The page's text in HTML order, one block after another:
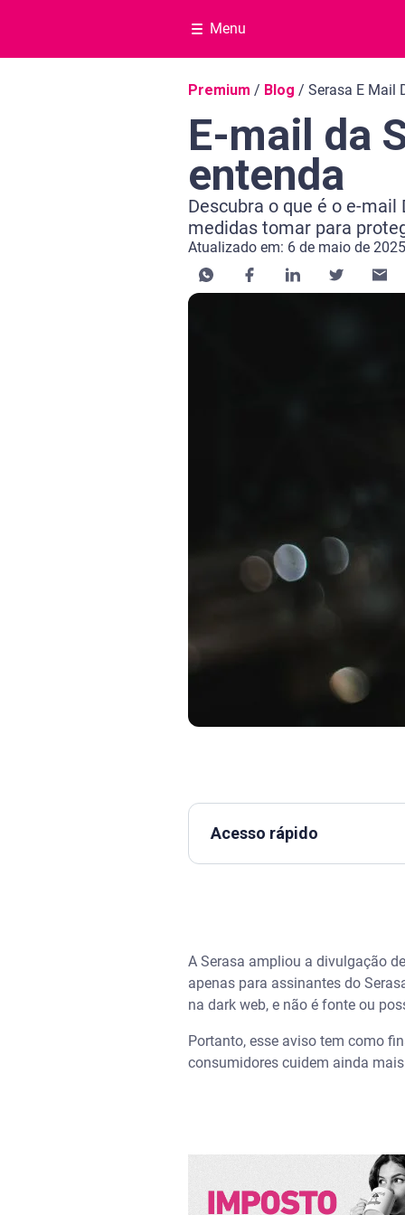
Menu
Navegação do blog
Premium / Blog / Serasa E Mail
E-mail da
entenda
Descubra o que é o e-
medidas tomar para
Atualizado em: 6 de maio de 2025
Categoria Premium
Tempo de leitura: 4 minutos
Acesso rápido
Ataques cibernéticos
Vazamentos de bancos de
O que é a dark web e por que
Surface Web
A Serasa ampliou a divulgação
apenas para assinantes do
na dark web, e não é fonte ou
Portanto, esse aviso tem como
consumidores cuidem ainda